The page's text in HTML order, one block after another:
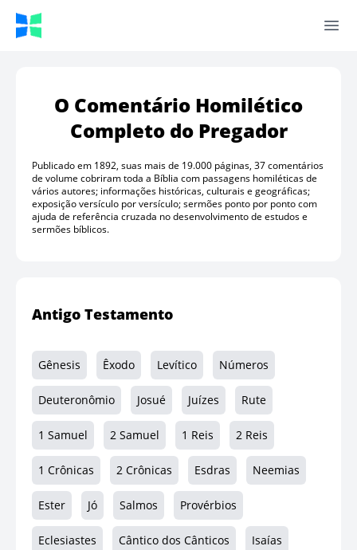
BibliaPlus
O Comentário Homilético
Completo do Pregador
Publicado em 1892, suas mais de 19.000 páginas, 37 comentários
de volume cobriram toda a Bíblia com passagens homiléticas de
vários autores; informações históricas, culturais e geográficas;
exposição versículo por versículo; sermões ponto por ponto com
ajuda de referência cruzada no desenvolvimento de estudos e
sermões bíblicos.
Antigo Testamento
Gênesis Êxodo Levítico Números
Deuteronômio Josué Juízes Rute
1 Samuel 2 Samuel 1 Reis 2 Reis
1 Crônicas 2 Crônicas Esdras Neemias
Ester Jó Salmos Provérbios
Eclesiastes Cântico dos Cânticos Isaías